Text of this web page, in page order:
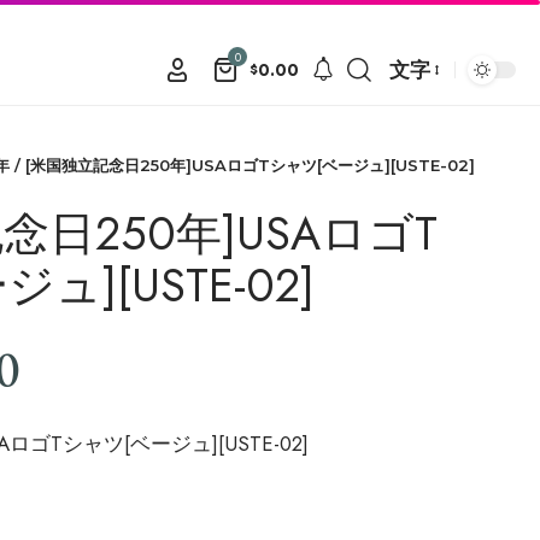
0
$0.00 文字
/ [米国独立記念日250年]USAロゴTシャツ[ベージュ][USTE-02]
日250年]USAロゴT
ュ][USTE-02]
ゴTシャツ[ベージュ][USTE-02]